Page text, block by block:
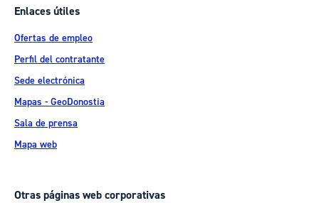
Enlaces útiles
Ofertas de empleo
Perfil del contratante
Sede electrónica
Mapas - GeoDonostia
Sala de prensa
Mapa web
Otras páginas web corporativas